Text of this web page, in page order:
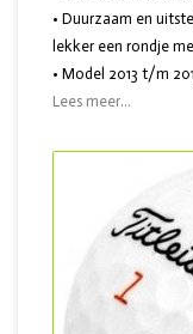
• Duurzaam en
lekker een rondje
• Model 2013 t/m
Lees meer...